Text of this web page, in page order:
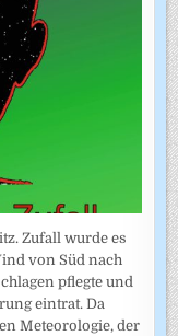
Zufall wurde es
von Süd nach
pflegte und
eintrat. Da
Meteorologie, der